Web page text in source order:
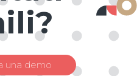
una demo